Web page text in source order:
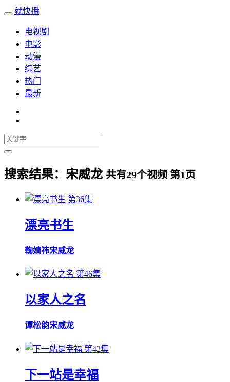
就快播
电视剧
电影
动漫
综艺
热门
最新
搜索结果： 宋威龙 共有29个视频 第1 页
第36集
漂亮书生
鞠婧祎宋威龙
第46集
以家人之名
谭松韵宋威龙
第42集
下一站是幸福